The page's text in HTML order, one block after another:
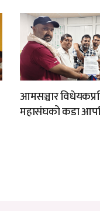
आमसञ्चार
महासंघको कडा